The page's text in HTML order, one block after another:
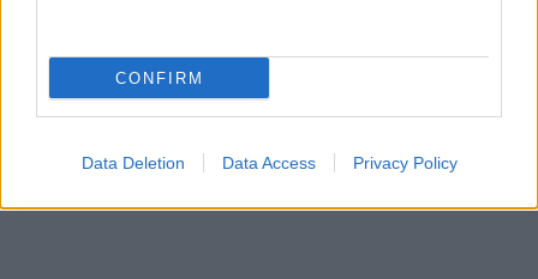
CONFIRM
Data Deletion Data Access Privacy Policy